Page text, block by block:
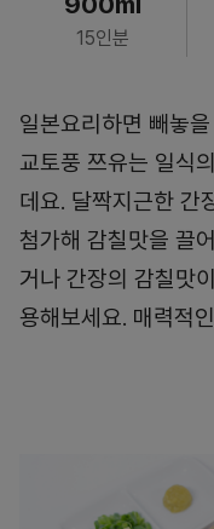
15인분
일본요리하면 빼놓
교토풍 쯔유는 일식
데요. 달짝지근한 간
첨가해 감칠맛을 끌
거나 간장의 감칠맛
용해보세요. 매력적